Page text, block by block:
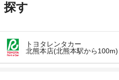
探す
トヨタレンタカー
北熊本店(北熊本駅から100m)